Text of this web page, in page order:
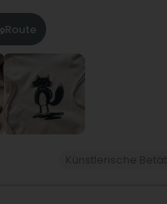
Route